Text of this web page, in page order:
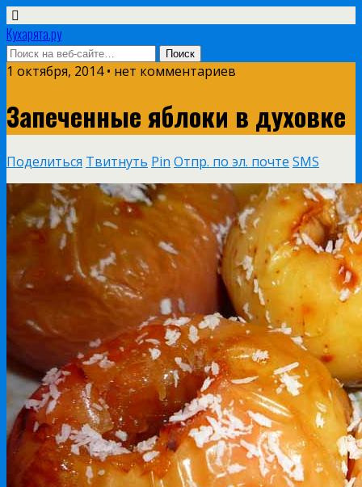
Кухарята.ру
1 октября, 2014 • нет комментариев
Запеченные яблоки в духовке
Поделиться Твитнуть Pin Отпр. по эл. почте SMS